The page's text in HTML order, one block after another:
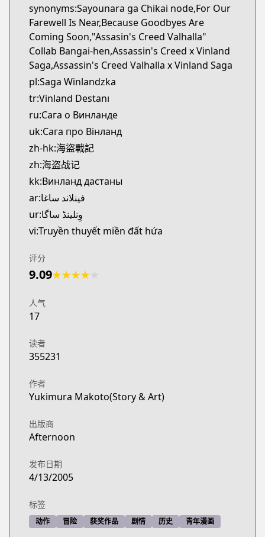
CDJapan
https://www.anime-planet.com/manga/https://
MangaUpdates
MangaUpdates
https://www.mangaupdates.com/
Book☆Walker
Book☆Walker
Official English
Official English
https://comics.inkr.com/title/2107-vinland-
synonyms:Sayounara ga Chikai node,For Our
Farewell Is Near,Because Goodbyes Are
Coming Soon,"Assasin's Creed Valhalla"
Collab Bangai-hen,Assassin's Creed x Vinland
Saga,Assassin's Creed Valhalla x Vinland Saga
pl:Saga Winlandzka
tr:Vinland Destanı
ru:Сага о Винланде
uk:Сага про Вінланд
zh-hk:海盜戰記
zh:海盗战记
kk:Винланд дастаны
ar:فينلاند ساغا
ur:وِنلینڈ ساگا
vi:Truyền thuyết miền đất hứa
评分
9.09★★★★
人气
17
读者
355231
作者
Yukimura Makoto(Story & Art)
出版商
Afternoon
发布日期
4/13/2005
标签
动作 冒险 获奖作品 剧情 历史 青年漫画